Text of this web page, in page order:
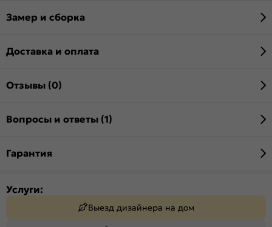
Замер и сборка
Доставка и оплата
Отзывы (0)
Вопросы и ответы (1)
Гарантия
Услуги:
Выезд дизайнера на дом